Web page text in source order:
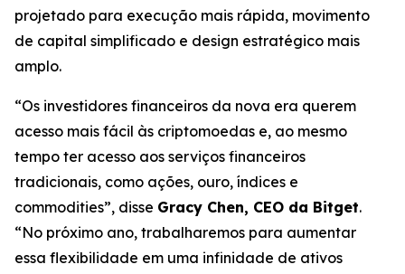
projetado para execução mais rápida, movimento
de capital simplificado e design estratégico mais
amplo.
“Os investidores financeiros da nova era querem
acesso mais fácil às criptomoedas e, ao mesmo
tempo ter acesso aos serviços financeiros
tradicionais, como ações, ouro, índices e
commodities”, disse Gracy Chen, CEO da Bitget.
“No próximo ano, trabalharemos para aumentar
essa flexibilidade em uma infinidade de ativos